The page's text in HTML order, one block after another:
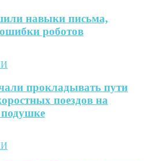
навыки письма,
роботов
прокладывать пути
поездов на